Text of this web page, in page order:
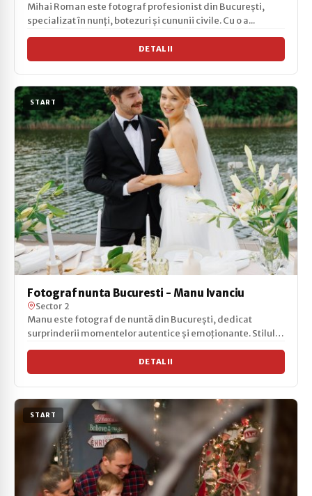
Mihai Roman este fotograf profesionist din București,
specializat în nunți, botezuri și cununii civile. Cu o a...
DETALII
START
Fotograf nunta Bucuresti - Manu Ivanciu
Sector 2
Manu este fotograf de nuntă din București, dedicat
surprinderii momentelor autentice și emoționante. Stilul
să...
DETALII
START